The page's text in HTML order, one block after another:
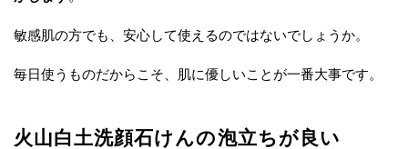
敏感肌の方でも、安心して使えるのではないでしょうか。
毎日使うものだからこそ、肌に優しいことが一番大事です。
火山白土洗顔石けんの泡立ちが良い